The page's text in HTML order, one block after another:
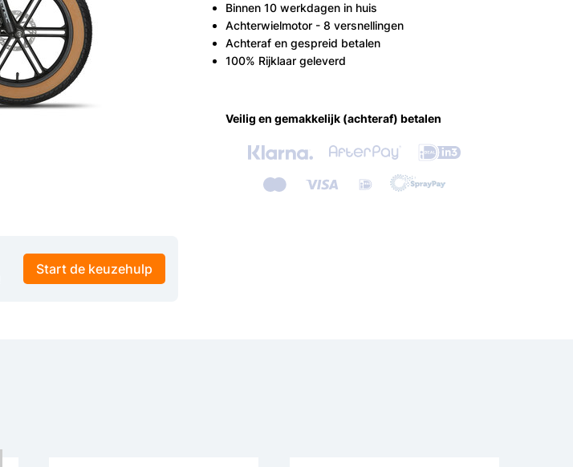
Start de keuzehulp
Binnen 10 werkdagen in huis
Achterwielmotor - 8 versnellingen
Achteraf en gespreid betalen
100% Rijklaar geleverd
Veilig en gemakkelijk (achteraf) betalen